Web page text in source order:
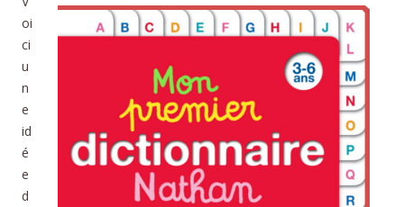
oi
ci
u
n
e
id
é
e
d